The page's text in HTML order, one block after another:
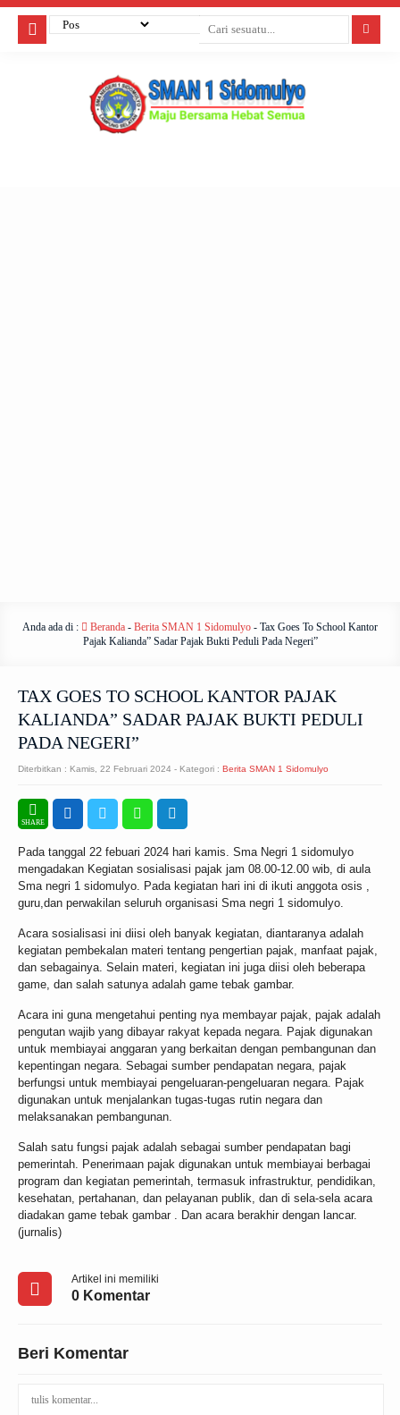
Anda ada di : Beranda - Berita SMAN 1 Sidomulyo - Tax Goes To School Kantor
Pajak Kalianda” Sadar Pajak Bukti Peduli Pada Negeri”
TAX GOES TO SCHOOL KANTOR PAJAK
KALIANDA” SADAR PAJAK BUKTI PEDULI
PADA NEGERI”
Diterbitkan : Kamis, 22 Februari 2024 - Kategori : Berita SMAN 1 Sidomulyo
Pada tanggal 22 febuari 2024 hari kamis. Sma Negri 1 sidomulyo
mengadakan Kegiatan sosialisasi pajak jam 08.00-12.00 wib, di aula
Sma negri 1 sidomulyo. Pada kegiatan hari ini di ikuti anggota osis ,
guru,dan perwakilan seluruh organisasi Sma negri 1 sidomulyo.
Acara sosialisasi ini diisi oleh banyak kegiatan, diantaranya adalah
kegiatan pembekalan materi tentang pengertian pajak, manfaat pajak,
dan sebagainya. Selain materi, kegiatan ini juga diisi oleh beberapa
game, dan salah satunya adalah game tebak gambar.
Acara ini guna mengetahui penting nya membayar pajak, pajak adalah
pengutan wajib yang dibayar rakyat kepada negara. Pajak digunakan
untuk membiayai anggaran yang berkaitan dengan pembangunan dan
kepentingan negara. Sebagai sumber pendapatan negara, pajak
berfungsi untuk membiayai pengeluaran-pengeluaran negara. Pajak
digunakan untuk menjalankan tugas-tugas rutin negara dan
melaksanakan pembangunan.
Salah satu fungsi pajak adalah sebagai sumber pendapatan bagi
pemerintah. Penerimaan pajak digunakan untuk membiayai berbagai
program dan kegiatan pemerintah, termasuk infrastruktur, pendidikan,
kesehatan, pertahanan, dan pelayanan publik, dan di sela-sela acara
diadakan game tebak gambar . Dan acara berakhir dengan lancar.
(jurnalis)
Artikel ini memiliki
0 Komentar
Beri Komentar